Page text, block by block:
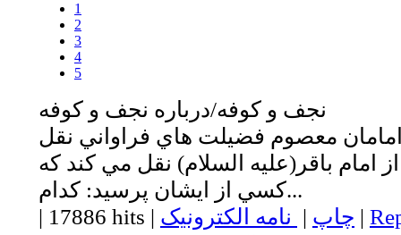
1
2
3
4
5
نجف و كوفه/درباره نجف و كوفه
معصوم فضيلت هاي فراواني نقل
امام باقر(عليه السلام) نقل مي كند كه
كسي از ايشان پرسيد: كدام...
| 17886 hits | چاپ | نامه الکترونیک |